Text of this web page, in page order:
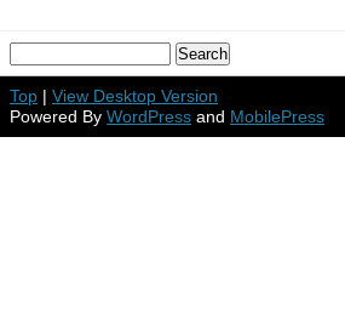
Top | View Desktop Version
Powered By WordPress and MobilePress